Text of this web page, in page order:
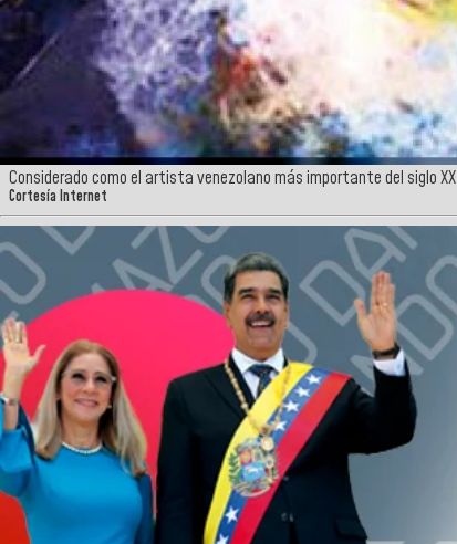
Considerado como el artista venezolano más importante del siglo XX
Cortesía Internet